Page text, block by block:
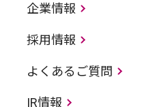
企業情報
採用情報
よくあるご質問
IR情報